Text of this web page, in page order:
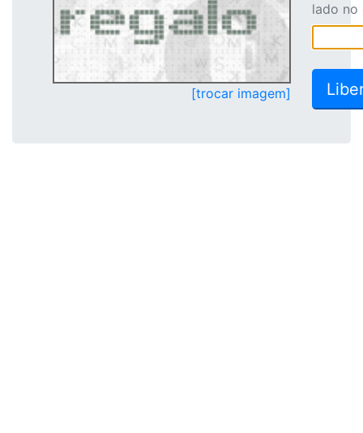
[trocar imagem]
lado no